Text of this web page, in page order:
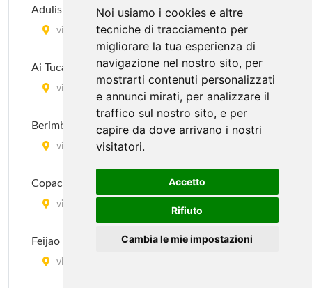
Noi usiamo i cookies e altre
tecniche di tracciamento per
migliorare la tua esperienza di
navigazione nel nostro sito, per
mostrarti contenuti personalizzati
e annunci mirati, per analizzare il
traffico sul nostro sito, e per
capire da dove arrivano i nostri
visitatori.
Accetto
Rifiuto
Cambia le mie impostazioni
Adulis Pau Brasil
via Melzo 24, Milano
Ai Tucani
via Novara 342, Milano
Berimbao
via Marghera 43, Milano
Copacabana
via Giuseppe Tartini 13, Milano
Feijao Com Arroz
via Gian Francesco Pizzi 18, Milano